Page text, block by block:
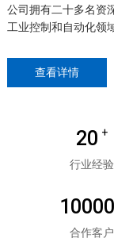
公司拥有二十多名资
工业控制和自动化领
查看详情
20 +
行业经验
10000
合作客户